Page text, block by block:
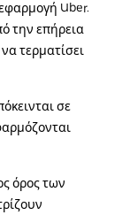
Uber.
την επήρεια
τερματίσει
σε
όρος των